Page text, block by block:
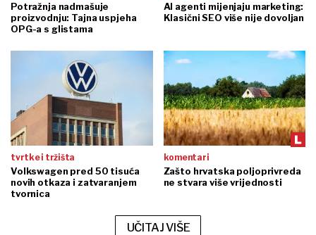
Potražnja nadmašuje
proizvodnju: Tajna uspjeha
OPG-a s glistama
AI agenti mijenjaju marketing:
Klasični SEO više nije dovoljan
tvrtke i tržišta
Volkswagen pred 50 tisuća
novih otkaza i zatvaranjem
tvornica
komentari
Zašto hrvatska poljoprivreda
ne stvara više vrijednosti
UČITAJ VIŠE